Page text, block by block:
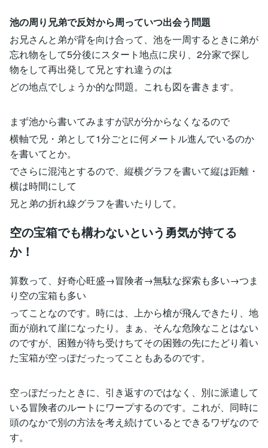
池の周り兄弟で反対から周っていつ出会う問題
お兄さんと弟が背を向け合って、池を一周するときに弟が
忘れ物をして5分後にスタート地点に戻り、2分家で探し
物をして再出発して兄とすれ違うのは
どの地点でしょうか的な問題。これも図を書きます。
まず池から書いてみますが訳が分からなくなるので
横軸で兄・弟として1分ごとに何メートル進んでいるのか
を書いてとか。
でさらに混沌とするので、縦横グラフを書いて縦は距離・
横は時間にして
兄と弟の折れ線グラフを書いたりして。
空の宝箱でも構わないという勇気が持てる
か！
算数って、好奇心旺盛→冒険者→無駄な探索も多い→つま
り空の宝箱も多い
ってことなのです。時には、上から槍が飛んできたり、地
面が崩れて崖になったり。まぁ、そんな危険なことはない
のですが、困難が待ち受けちてその困難の先にたどり着い
た宝箱が空っぽだったってこともあるのです。
空っぽだったときに、引き返すのではなく、別に派遣して
いる冒険者のルートにワープするのです。これが、同時に
頭のなかで別の方法を考え続けているとできるワザなので
す。